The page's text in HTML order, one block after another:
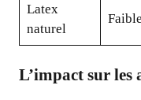
Latex
naturel
Faible
L’impact sur les